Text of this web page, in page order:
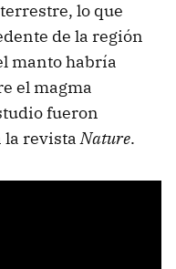
lo que
de la región
manto habría
el magma
fueron
la revistaNature.